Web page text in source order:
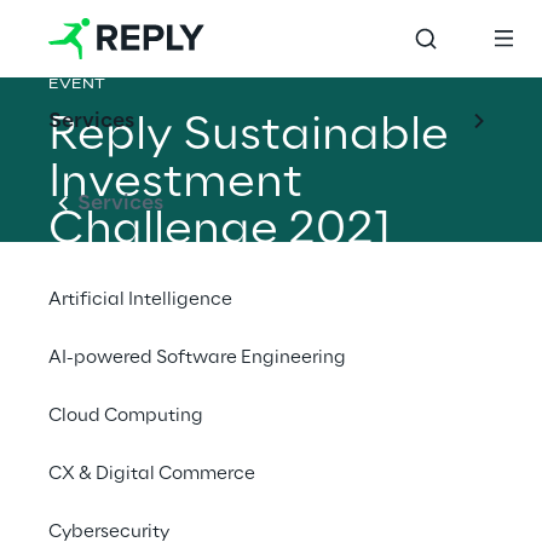
Services
Services
Artificial Intelligence
AI-powered Software Engineering
Cloud Computing
CX & Digital Commerce
Cybersecurity
EVENT
Reply Sustainable
Investment
Challenge 2021
Proposé par Reply et Banca Generali, en
collaboration avec Main Street Partners, MIP